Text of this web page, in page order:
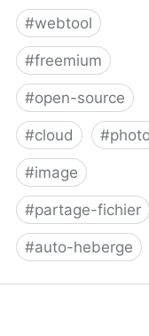
#webtool
#freemium
#open-source
#cloud #
#image
#partage-fichier
#auto-heberge